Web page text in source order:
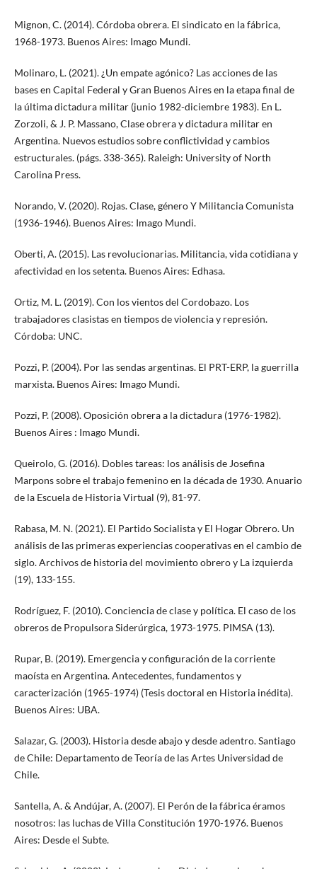
Mignon, C. (2014). Córdoba obrera. El sindicato en la fábrica,
1968-1973. Buenos Aires: Imago Mundi.
Molinaro, L. (2021). ¿Un empate agónico? Las acciones de las
bases en Capital Federal y Gran Buenos Aires en la etapa final de
la última dictadura militar (junio 1982-diciembre 1983). En L.
Zorzoli, & J. P. Massano, Clase obrera y dictadura militar en
Argentina. Nuevos estudios sobre conflictividad y cambios
estructurales. (págs. 338-365). Raleigh: University of North
Carolina Press.
Norando, V. (2020). Rojas. Clase, género Y Militancia Comunista
(1936-1946). Buenos Aires: Imago Mundi.
Oberti, A. (2015). Las revolucionarias. Militancia, vida cotidiana y
afectividad en los setenta. Buenos Aires: Edhasa.
Ortiz, M. L. (2019). Con los vientos del Cordobazo. Los
trabajadores clasistas en tiempos de violencia y represión.
Córdoba: UNC.
Pozzi, P. (2004). Por las sendas argentinas. El PRT-ERP, la guerrilla
marxista. Buenos Aires: Imago Mundi.
Pozzi, P. (2008). Oposición obrera a la dictadura (1976-1982).
Buenos Aires : Imago Mundi.
Queirolo, G. (2016). Dobles tareas: los análisis de Josefina
Marpons sobre el trabajo femenino en la década de 1930. Anuario
de la Escuela de Historia Virtual (9), 81-97.
Rabasa, M. N. (2021). El Partido Socialista y El Hogar Obrero. Un
análisis de las primeras experiencias cooperativas en el cambio de
siglo. Archivos de historia del movimiento obrero y La izquierda
(19), 133-155.
Rodríguez, F. (2010). Conciencia de clase y política. El caso de los
obreros de Propulsora Siderúrgica, 1973-1975. PIMSA (13).
Rupar, B. (2019). Emergencia y configuración de la corriente
maoísta en Argentina. Antecedentes, fundamentos y
caracterización (1965-1974) (Tesis doctoral en Historia inédita).
Buenos Aires: UBA.
Salazar, G. (2003). Historia desde abajo y desde adentro. Santiago
de Chile: Departamento de Teoría de las Artes Universidad de
Chile.
Santella, A. & Andújar, A. (2007). El Perón de la fábrica éramos
nosotros: las luchas de Villa Constitución 1970-1976. Buenos
Aires: Desde el Subte.